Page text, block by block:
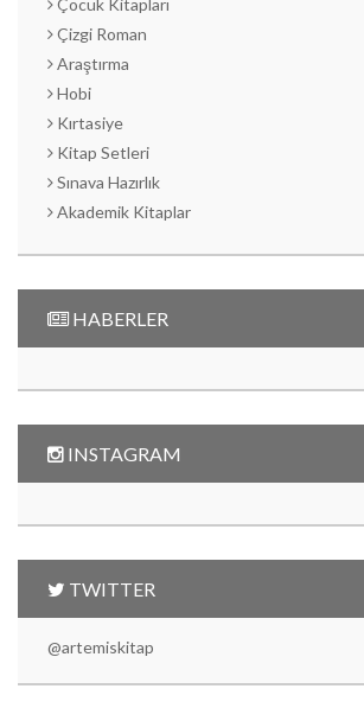
Çocuk Kitapları
Çizgi Roman
Araştırma
Hobi
Kırtasiye
Kitap Setleri
Sınava Hazırlık
Akademik Kitaplar
HABERLER
INSTAGRAM
TWITTER
@artemiskitap